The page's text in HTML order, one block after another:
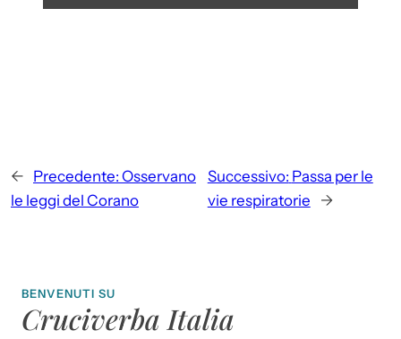
← Precedente: Osservano
le leggi del Corano
Successivo: Passa per le
vie respiratorie
→
BENVENUTI SU
Cruciverba Italia